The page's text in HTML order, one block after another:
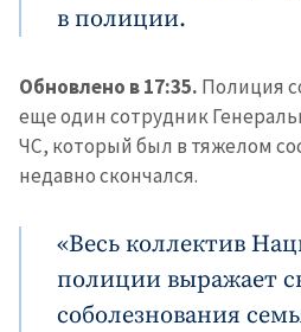
в полиции.
Обновлено в 17:35. Полиция
еще один сотрудник
ЧС, который был в тяжелом
недавно скончался.
«Весь коллектив
полиции выражает
соболезнования